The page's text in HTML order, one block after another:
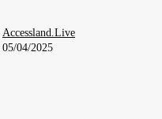
Accessland.Live
05/04/2025